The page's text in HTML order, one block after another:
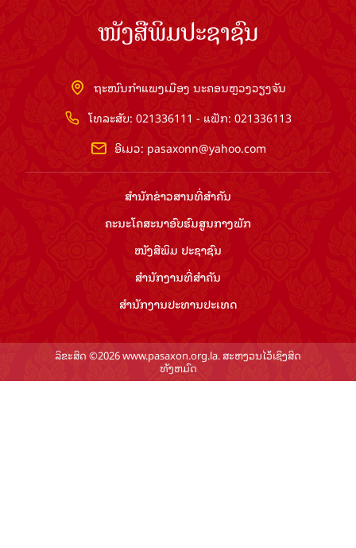
ໜັງສືພິມປະຊາຊົນ
ຖະໜົນກຳແພງເມືອງ ນະຄອນຫຼວງວຽງຈັນ
ໂທລະສັບ: 021336111 - ແຟັກ: 021336113
ອີເມວ: pasaxonn@yahoo.com
ສຳ​ນັກ​ຂ່າວ​ສານ​ທີ່​ສຳ​ຄັນ​
ຄະນະໂຄສະນາອົບຮົມ​ສູນ​ກາງ​ພັກ
ໜັງສືພິມ ປະ​ຊາ​ຊົນ
ສຳ​ນັກ​ງານ​ທີ່​ສຳ​ຄັນ
ສຳ​ນັກ​ງານ​ປະ​ທານ​ປະ​ເທດ
ລິຂະສິດ ©2026 www.pasaxon.org.la. ສະຫງວນໄວ້ເຊິງສິດ
ທັງຫມົດ